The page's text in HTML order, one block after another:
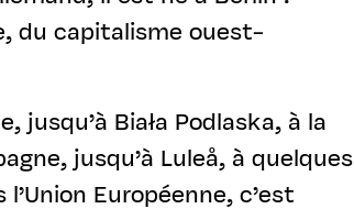
du capitalisme ouest-
jusqu’à Biała Podlaska, à la
jusqu’à Luleå, à quelques
Européenne, c’est